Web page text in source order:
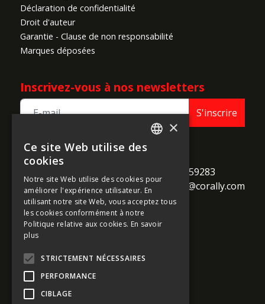
Déclaration de confidentialité
Droit d'auteur
Garantie - Clause de non responsabilité
Marques déposées
Inscrivez-vous à nos newsletters
S'inscrire
TEAM CORALLY
B-2250 Olen
Belgium
call +32 14 259283
alternate_email support@corally.com
×
Ce site Web utilise des
cookies
Notre site Web utilise des cookies pour
améliorer l'expérience utilisateur. En
utilisant notre site Web, vous acceptez tous
les cookies conformément à notre
Politique relative aux cookies. En savoir
plus
STRICTEMENT NÉCESSAIRES
PERFORMANCE
CIBLAGE